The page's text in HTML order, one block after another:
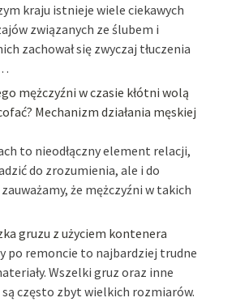
kraju istnieje wiele ciekawych
związanych ze ślubem i
zachował się zwyczaj tłuczenia
mężczyźni w czasie kłótni wolą
Mechanizm działania męskiej
to nieodłączny element relacji,
do zrozumienia, ale i do
że mężczyźni w takich
gruzu z użyciem kontenera
po remoncie to najbardziej trudne
Wszelki gruz oraz inne
często zbyt wielkich rozmiarów.